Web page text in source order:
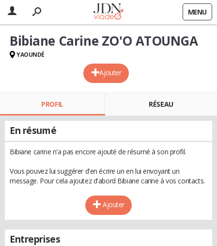
MENU
Ajouter
Bibiane Carine ZO'O ATOUNGA
YAOUNDÉ
PROFIL RÉSEAU
En résumé
Bibiane carine n'a pas encore ajouté de résumé à son profil.
Vous pouvez lui suggérer d'en écrire un en lui envoyant un
message. Pour cela ajoutez d'abord Bibiane carine à vos contacts.
Ajouter
Entreprises